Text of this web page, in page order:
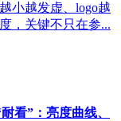
小越发虚、logo越
，关键不只在参...
看”：亮度曲线、